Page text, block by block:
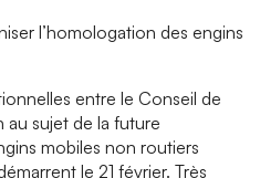
l’homologation des engins
entre le Conseil de
au sujet de la future
mobiles non routiers
le 21 février. Très